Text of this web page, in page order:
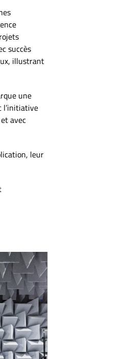
succès
illustrant
une
l’initiative
avec
leur